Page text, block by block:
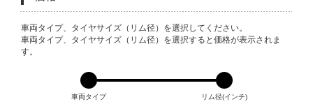
VARIATIONS
車両タイプ、タイヤサイズ（リム径）を選択してください。
車両タイプ、タイヤサイズ（リム径）を選択すると価格が表示されま
す。
車両タイプ リム径(インチ)